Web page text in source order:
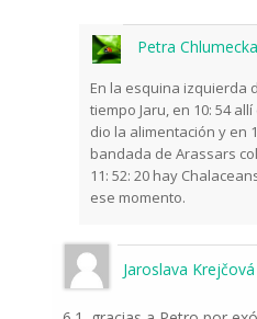
Petra Chlumecka
En la esquina izquierda
tiempo Jaru, en 10: 54
dio la alimentación y en
bandada de Arassars
11: 52: 20 hay
ese momento.
Jaroslava Krejčová